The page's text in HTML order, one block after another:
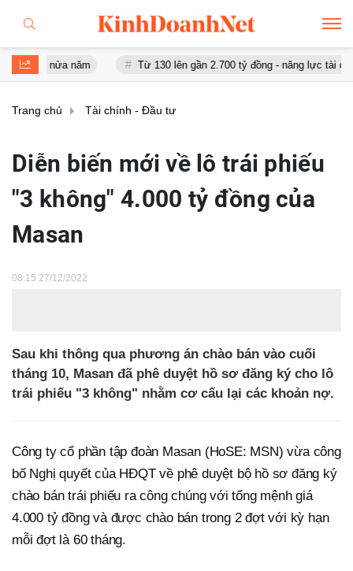
năm Từ 130 lên gần 2.700 tỷ đồng - năng lực tài chính của
Trang chủ Tài chính - Đầu tư
Diễn biến mới về lô trái phiếu
"3 không" 4.000 tỷ đồng của
Masan
08:15 27/12/2022
Sau khi thông qua phương án chào bán vào cuối
tháng 10, Masan đã phê duyệt hồ sơ đăng ký cho lô
trái phiếu "3 không" nhằm cơ cấu lại các khoản nợ.
Công ty cổ phần tập đoàn Masan (HoSE: MSN) vừa công
bố Nghị quyết của HĐQT về phê duyệt bộ hồ sơ đăng ký
chào bán trái phiếu ra công chúng với tổng mệnh giá
4.000 tỷ đồng và được chào bán trong 2 đợt với kỳ hạn
mỗi đợt là 60 tháng.